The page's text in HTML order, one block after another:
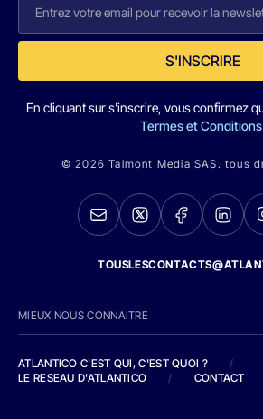
S'INSCRIRE
En cliquant sur s'inscrire, vous confirmez
Termes et Conditions
© 2026 Talmont Media SAS. tous
MIEUX NOUS CONNAITRE
ATLANTICO C'EST QUI, C'EST QUOI ?
/
LE RESEAU D'ATLANTICO
/ CONTACT